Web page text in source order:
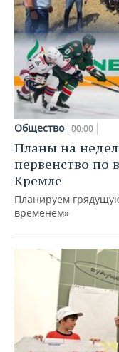
Общество 00:00
Планы на
первенство по
Кремле
Планируем
временем»